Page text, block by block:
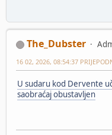
The_Dubster
16 02, 2026, 08:54:37
U sudaru kod Dervente
saobraćaj obustavljen